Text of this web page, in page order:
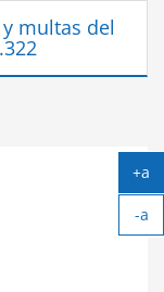
multas del
+a
-a